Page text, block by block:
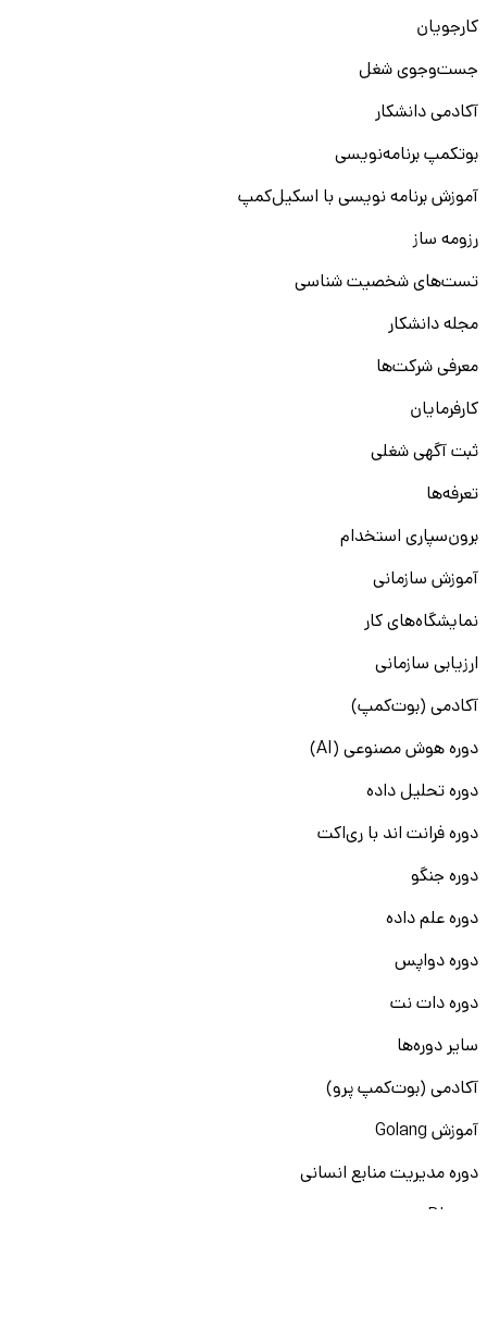
کارجویان
جست‌و‌جوی شغل
آکادمی دانشکار
بوتکمپ برنامه‌نویسی
آموزش برنامه نویسی با اسکیل‌کمپ
رزومه ساز
تست‌های شخصیت شناسی
مجله دانشکار
معرفی شرکت‌ها
کارفرمایان
ثبت آگهی شغلی
تعرفه‌ها
برون‌سپاری استخدام
آموزش سازمانی
نمایشگاه‌های کار
ارزیابی سازمانی
آکادمی (بوت‌کمپ)
دوره هوش مصنوعی (AI)
دوره تحلیل داده
دوره فرانت اند با ری‌اکت
دوره جنگو
دوره علم داده
دوره دواپس
دوره دات نت
سایر دوره‌ها
آکادمی (بوت‌کمپ پرو)
آموزش Golang
دوره مدیریت منابع انسانی